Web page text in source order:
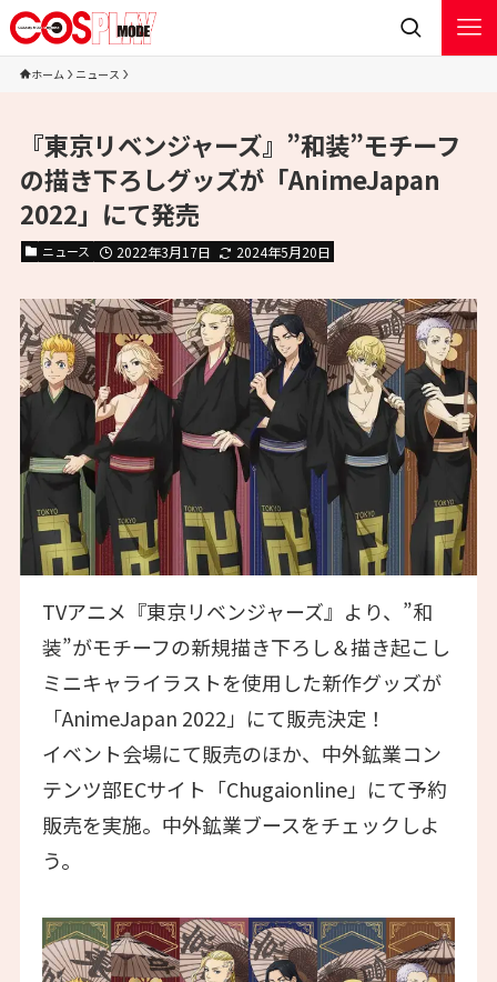
ホーム ニュース
『東京リベンジャーズ』”和装”モチーフ
の描き下ろしグッズが「AnimeJapan
2022」にて発売
ニュース 2022年3月17日 2024年5月20日
TVアニメ『東京リベンジャーズ』より、”和
装”がモチーフの新規描き下ろし＆描き起こし
ミニキャライラストを使用した新作グッズが
「AnimeJapan 2022」にて販売決定！
イベント会場にて販売のほか、中外鉱業コン
テンツ部ECサイト「Chugaionline」にて予約
販売を実施。中外鉱業ブースをチェックしよ
う。